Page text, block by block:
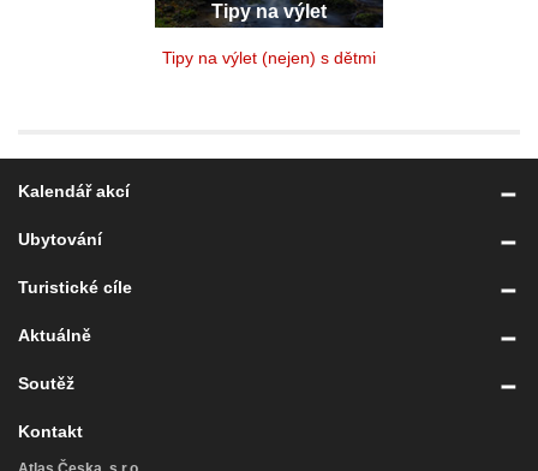
Tipy na výlet
Tipy na výlet (nejen) s dětmi
Kalendář akcí
Ubytování
Turistické cíle
Aktuálně
Soutěž
Kontakt